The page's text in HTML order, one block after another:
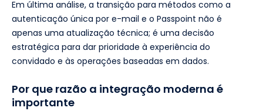
Em última análise, a transição para métodos como a
autenticação única por e-mail e o Passpoint não é
apenas uma atualização técnica; é uma decisão
estratégica para dar prioridade à experiência do
convidado e às operações baseadas em dados.
Por que razão a integração moderna é
importante